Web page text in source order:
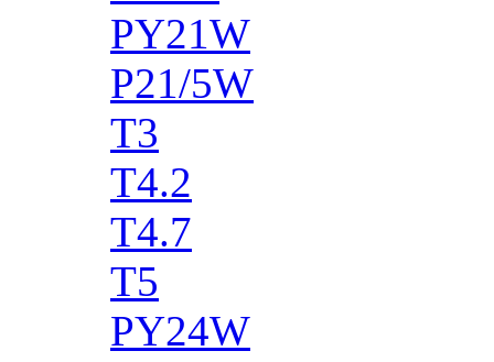
PY21W
P21/5W
T3
T4.2
T4.7
T5
PY24W